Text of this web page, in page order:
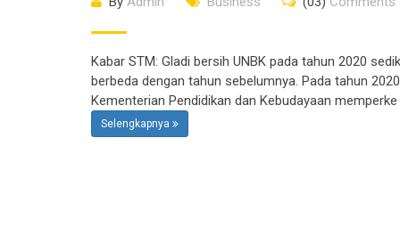
Kabar STM: Gladi bersih UNBK pada tahun 2020
berbeda dengan tahun sebelumnya. Pada tahun
Kementerian Pendidikan dan Kebudayaan memperke
Selengkapnya